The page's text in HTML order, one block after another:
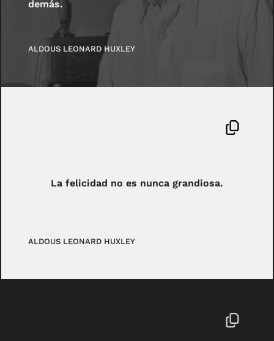
demás.
ALDOUS LEONARD HUXLEY
La felicidad no es nunca grandiosa.
ALDOUS LEONARD HUXLEY